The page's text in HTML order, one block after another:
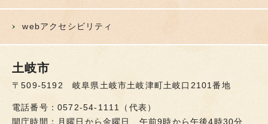
webアクセシビリティ
土岐市
〒509-5192 岐阜県土岐市土岐津町土岐口2101番地
電話番号：0572-54-1111（代表）
開庁時間：月曜日から金曜日 午前9時から午後4時30分